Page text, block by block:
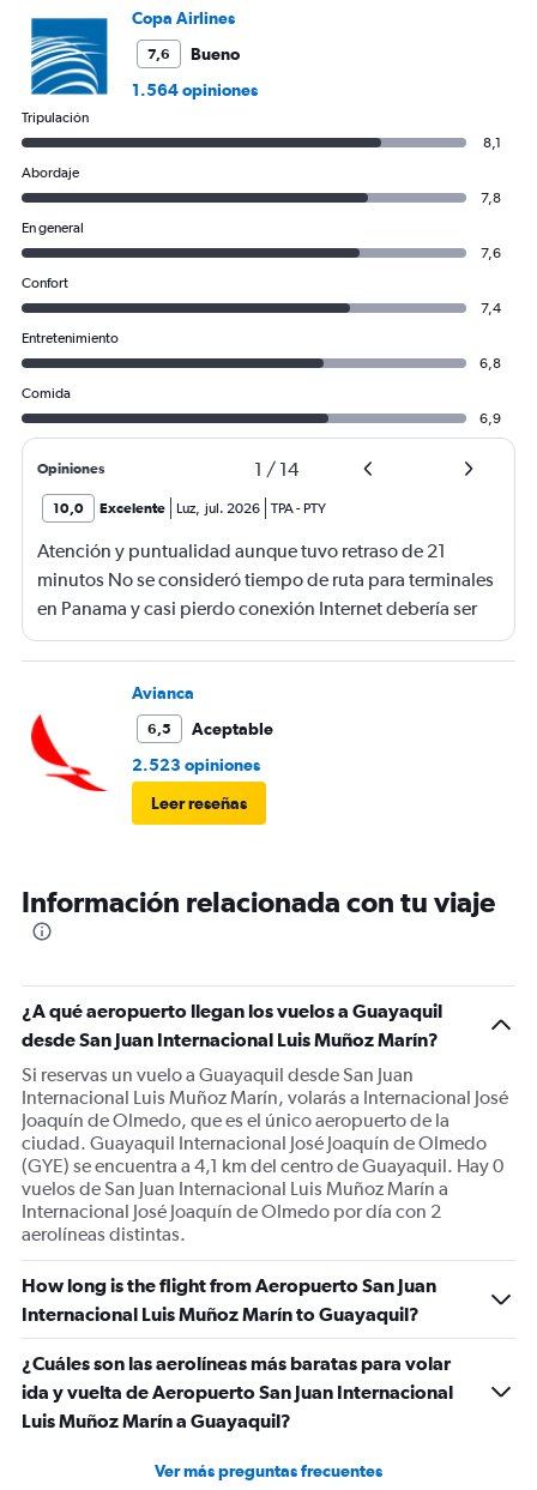
Copa Airlines
7,6
Bueno
1.564 opiniones
Tripulación
8,1
Abordaje
7,8
En general
7,6
Confort
7,4
Entretenimiento
6,8
Comida
6,9
Opiniones 1 / 14
10,0 Excelente Luz, jul. 2026 TPA- PTY
Atención y puntualidad aunque tuvo retraso de 21
minutos No se consideró tiempo de ruta para terminales
en Panama y casi pierdo conexión Internet debería ser
gratis
Avianca
6,5
Aceptable
2.523 opiniones
Leer reseñas
Información relacionada con tu viaje
¿A qué aeropuerto llegan los vuelos a Guayaquil
desde San Juan Internacional Luis Muñoz Marín?
Si reservas un vuelo a Guayaquil desde San Juan
Internacional Luis Muñoz Marín, volarás a Internacional José
Joaquín de Olmedo, que es el único aeropuerto de la
ciudad. Guayaquil Internacional José Joaquín de Olmedo
(GYE) se encuentra a 4,1 km del centro de Guayaquil. Hay 0
vuelos de San Juan Internacional Luis Muñoz Marín a
Internacional José Joaquín de Olmedo por día con 2
aerolíneas distintas.
How long is the flight from Aeropuerto San Juan
Internacional Luis Muñoz Marín to Guayaquil?
¿Cuáles son las aerolíneas más baratas para volar
ida y vuelta de Aeropuerto San Juan Internacional
Luis Muñoz Marín a Guayaquil?
Ver más preguntas frecuentes